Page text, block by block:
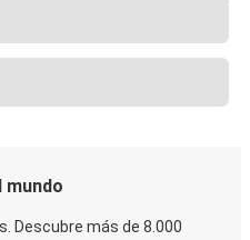
mundo
Descubre más de 8.000